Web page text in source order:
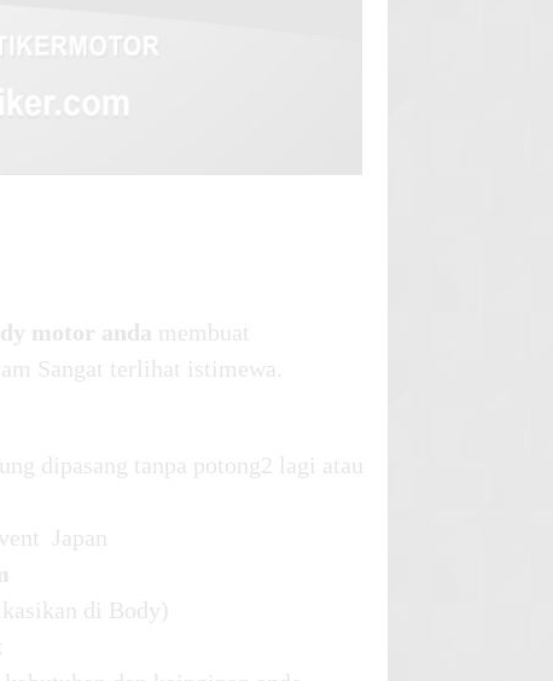
motor anda membuat
Sangat terlihat istimewa.
dipasang tanpa potong2 lagi atau
Japan
di Body)